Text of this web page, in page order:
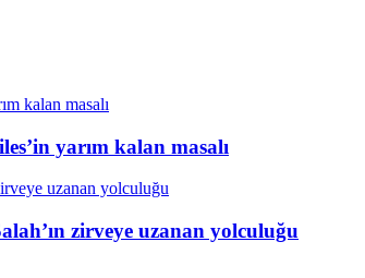
yarım kalan masalı
zirveye uzanan yolculuğu